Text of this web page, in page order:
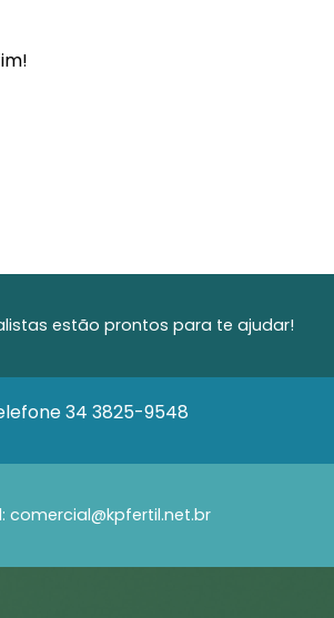
estão prontos para te ajudar!
34 3825-9548
comercial@kpfertil.net.br